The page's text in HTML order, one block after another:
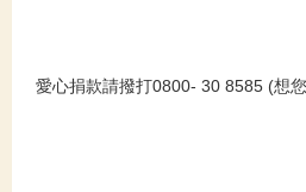
愛心捐款請撥打0800- 30 8585 (想